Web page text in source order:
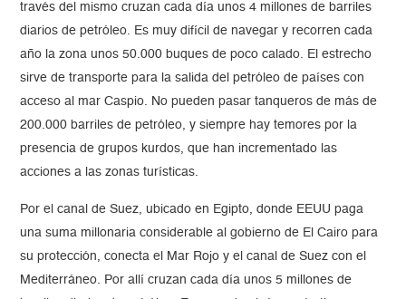
través del mismo cruzan cada día unos 4 millones de barriles
diarios de petróleo. Es muy difícil de navegar y recorren cada
año la zona unos 50.000 buques de poco calado. El estrecho
sirve de transporte para la salida del petróleo de países con
acceso al mar Caspio. No pueden pasar tanqueros de más de
200.000 barriles de petróleo, y siempre hay temores por la
presencia de grupos kurdos, que han incrementado las
acciones a las zonas turísticas.
Por el canal de Suez, ubicado en Egipto, donde EEUU paga
una suma millonaria considerable al gobierno de El Cairo para
su protección, conecta el Mar Rojo y el canal de Suez con el
Mediterráneo. Por allí cruzan cada día unos 5 millones de